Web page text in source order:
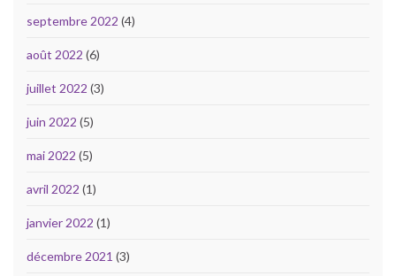
septembre 2022 (4)
août 2022 (6)
juillet 2022 (3)
juin 2022 (5)
mai 2022 (5)
avril 2022 (1)
janvier 2022 (1)
décembre 2021 (3)